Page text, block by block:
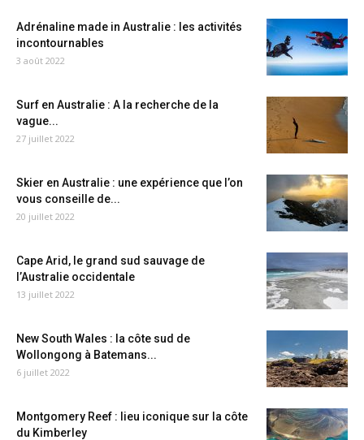
Adrénaline made in Australie : les activités
incontournables
3 août 2022
Surf en Australie : A la recherche de la
vague...
27 juillet 2022
Skier en Australie : une expérience que l’on
vous conseille de...
20 juillet 2022
Cape Arid, le grand sud sauvage de
l’Australie occidentale
13 juillet 2022
New South Wales : la côte sud de
Wollongong à Batemans...
6 juillet 2022
Montgomery Reef : lieu iconique sur la côte
du Kimberley